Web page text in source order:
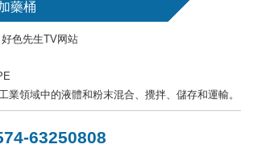
藥桶
好色先生TV网站
業領域中的液體和粉末混合、攪拌、儲存和運輸。
63250808